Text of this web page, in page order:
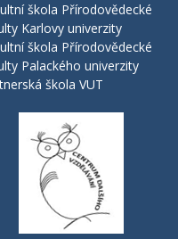
škola Přírodovědecké
Karlovy univerzity
škola Přírodovědecké
Palackého univerzity
škola VUT